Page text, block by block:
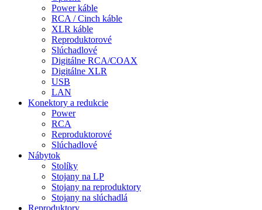
Power káble
RCA / Cinch káble
XLR káble
Reproduktorové
Slúchadlové
Digitálne RCA/COAX
Digitálne XLR
USB
LAN
Konektory a redukcie
Power
RCA
Reproduktorové
Slúchadlové
Nábytok
Stolíky
Stojany na LP
Stojany na reproduktory
Stojany na slúchadlá
Reproduktory